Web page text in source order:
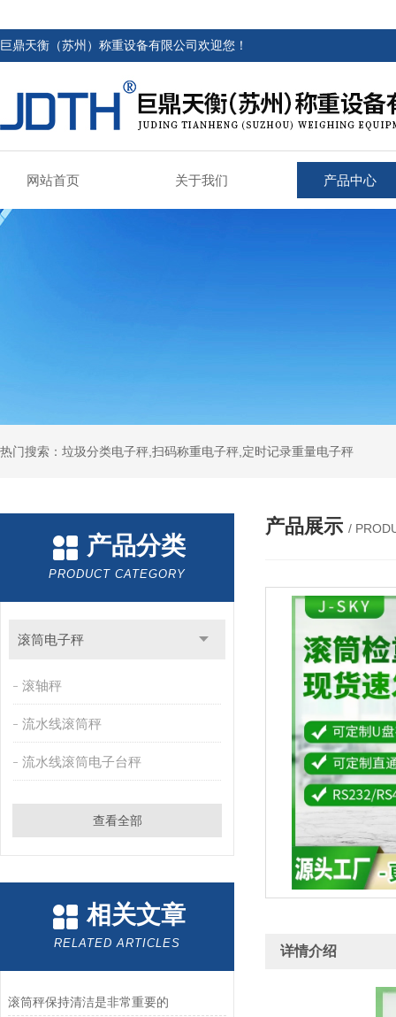
巨鼎天衡（苏州）称重设备有限公司欢迎您！
网站首页 关于我们 产品中心
热门搜索：垃圾分类电子秤,扫码称重电子秤,定时记录重量电子秤
产品分类
PRODUCT CATEGORY
滚筒电子秤
滚轴秤
流水线滚筒秤
流水线滚筒电子台秤
查看全部
相关文章
RELATED ARTICLES
滚筒秤保持清洁是非常重要的
产品展示 /
详情介绍